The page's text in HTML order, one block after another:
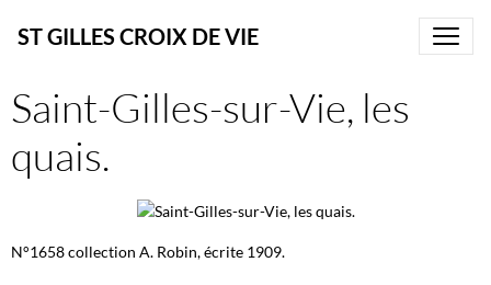
ST GILLES CROIX DE VIE
Saint-Gilles-sur-Vie, les
quais.
N°1658 collection A. Robin, écrite 1909.